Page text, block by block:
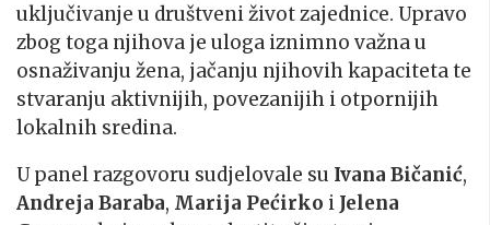
uključivanje u društveni život zajednice. Upravo
zbog toga njihova je uloga iznimno važna u
osnaživanju žena, jačanju njihovih kapaciteta te
stvaranju aktivnijih, povezanijih i otpornijih
lokalnih sredina.
U panel razgovoru sudjelovale su Ivana Bičanić,
Andreja Baraba, Marija Pećirko i Jelena